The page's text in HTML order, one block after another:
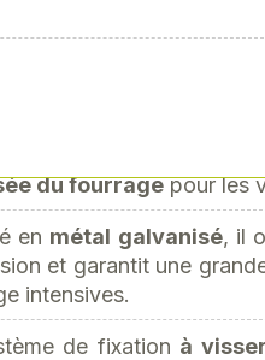
soit
le
. Il
du fourragepour les
en métal galvanisé, il
et garantit une
intensives.
de fixation à visser